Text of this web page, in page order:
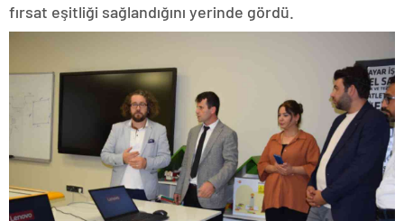
fırsat eşitliği sağlandığını yerinde gördü.